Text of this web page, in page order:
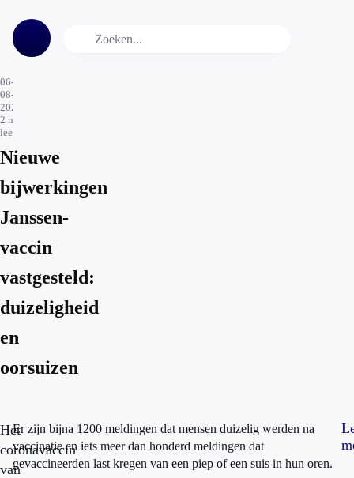
06-
08-
2021
2 min.
leestijd
Nieuwe
bijwerkingen
Janssen-
vaccin
vastgesteld:
duizeligheid
en
oorsuizen
Het
coronavaccin
van
Er zijn bijna 1200 meldingen dat mensen duizelig werden na
vaccinatie en iets meer dan honderd meldingen dat
gevaccineerden last kregen van een piep of een suis in hun oren.